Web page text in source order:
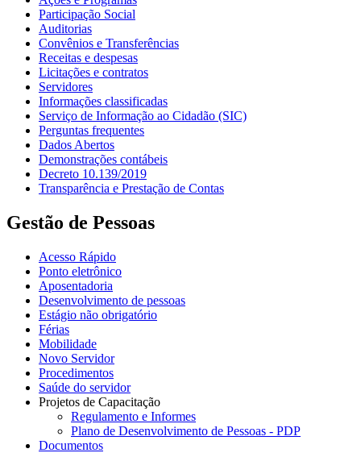
Participação Social
Auditorias
Convênios e Transferências
Receitas e despesas
Licitações e contratos
Servidores
Informações classificadas
Serviço de Informação ao Cidadão (SIC)
Perguntas frequentes
Dados Abertos
Demonstrações contábeis
Decreto 10.139/2019
Transparência e Prestação de Contas
Gestão de Pessoas
Acesso Rápido
Ponto eletrônico
Aposentadoria
Desenvolvimento de pessoas
Estágio não obrigatório
Férias
Mobilidade
Novo Servidor
Procedimentos
Saúde do servidor
Projetos de Capacitação
Regulamento e Informes
Plano de Desenvolvimento de Pessoas - PDP
Documentos